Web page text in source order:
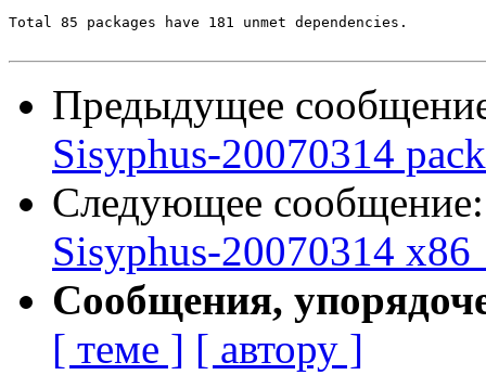
Total 85 packages have 181 unmet dependencies.
Предыдущее
Sisyphus-20070314
Следующее
Sisyphus-20070314
Сообщения,
[ теме ] [ автору ]